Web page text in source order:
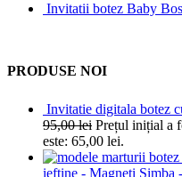
Invitatii botez Baby
PRODUSE NOI
Invitatie digitala botez
95,00lei Prețul inițial a
este: 65,00 lei.
ieftine - Magneti